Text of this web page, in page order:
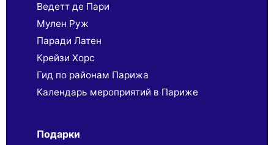
Ведетт де Пари
Мулен Руж
Паради Латен
Крейзи Хорс
Гид по районам Парижа
Календарь мероприятий в Париже
Подарки